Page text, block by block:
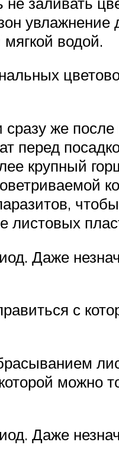
водой.
же после
перед
крупный
листовых
Даже
с
можно
Даже